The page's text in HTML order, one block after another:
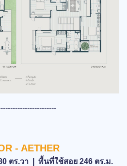
- AETHER
ตร.วา | พื้นที่ใช้สอย 246 ตร.ม.